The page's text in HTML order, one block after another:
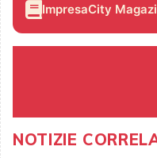
ImpresaCity
NOTIZIE